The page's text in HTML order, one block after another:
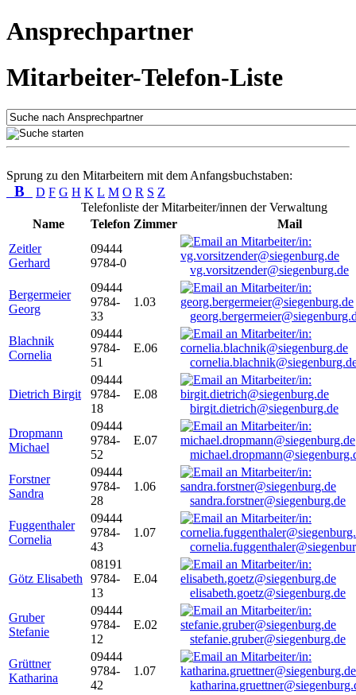
Ansprechpartner
Mitarbeiter-Telefon-Liste
Sprung zu den Mitarbeitern mit dem Anfangsbuchstaben:
B D F G H K L M O R S Z
Telefonliste der Mitarbeiter/innen der Verwaltung
Name
Telefon Zimmer
Mail
Zeitler
Gerhard
09444
9784-0
vg.vorsitzender@siegenburg.de
Bergermeier
Georg
09444
9784-
33
1.03
Blachnik
Cornelia
09444
9784-
51
E.06
Dietrich Birgit
09444
9784-
18
E.08
birgit.dietrich@siegenburg.de
Dropmann
Michael
09444
9784-
52
E.07
Forstner
Sandra
09444
9784-
28
1.06
sandra.forstner@siegenburg.de
Fuggenthaler
Cornelia
09444
9784-
43
1.07
Götz Elisabeth
08191
9784-
13
E.04
elisabeth.goetz@siegenburg.de
Gruber
Stefanie
09444
9784-
12
E.02
stefanie.gruber@siegenburg.de
Grüttner
Katharina
09444
9784-
42
1.07